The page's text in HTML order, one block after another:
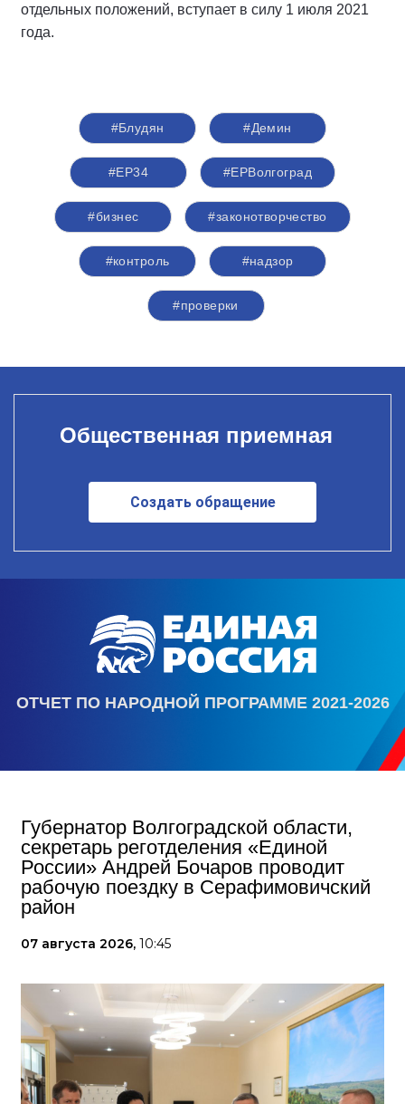
отдельных положений, вступает в силу 1 июля 2021
года.
#Блудян #Демин
#ЕР34 #ЕРВолгоград
#бизнес #законотворчество
#контроль #надзор
#проверки
Общественная приемная
Создать обращение
ОТЧЕТ ПО НАРОДНОЙ ПРОГРАММЕ 2021-2026
Губернатор Волгоградской области,
секретарь реготделения «Единой
России» Андрей Бочаров проводит
рабочую поездку в Серафимовичский
район
07 августа 2026, 10:45